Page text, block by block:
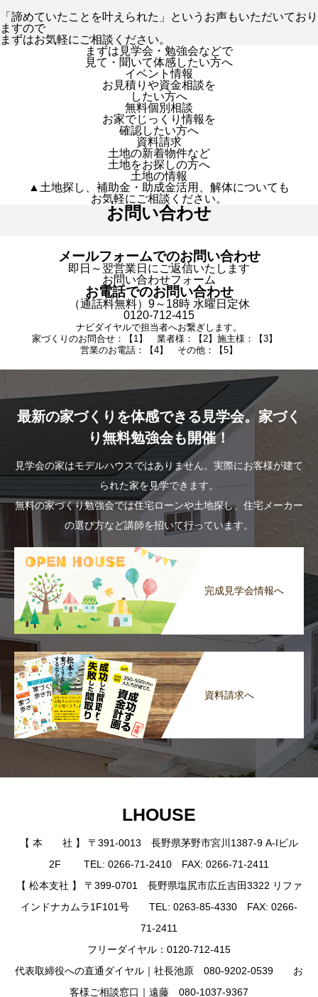
「諦めていたことを叶えられた」というお声もいただいており
ますので
まずはお気軽にご相談ください。
まずは見学会・勉強会などで
見て・聞いて体感したい方へ
イベント情報
お見積りや資金相談を
したい方へ
無料個別相談
お家でじっくり情報を
確認したい方へ
資料請求
土地の新着物件など
土地をお探しの方へ
土地の情報
▲土地探し、補助金・助成金活用、解体についても
お気軽にご相談ください。
お問い合わせ
メールフォームでのお問い合わせ
即日～翌営業日にご返信いたします
お問い合わせフォーム
お電話でのお問い合わせ
（通話料無料）9～18時 水曜日定休
0120-712-415
ナビダイヤルで担当者へお繋ぎします。
家づくりのお問合せ：【1】 業者様：【2】施主様：【3】
営業のお電話：【4】 その他：【5】
最新の家づくりを体感できる見学会。家づく
り無料勉強会も開催！
見学会の家はモデルハウスではありません。実際にお客様が建て
られた家を見学できます。
無料の家づくり勉強会では住宅ローンや土地探し、住宅メーカー
の選び方など講師を招いて行っています。
完成見学会情報へ
資料請求へ
LHOUSE
【 本 社 】 〒391-0013 長野県茅野市宮川1387-9 A-Iビル
2F TEL: 0266-71-2410 FAX: 0266-71-2411
【 松本支社 】 〒399-0701 長野県塩尻市広丘吉田3322 リファ
インドナカムラ1F101号 TEL: 0263-85-4330 FAX: 0266-
71-2411
フリーダイヤル：0120-712-415
代表取締役への直通ダイヤル｜社長池原 080-9202-0539 お
客様ご相談窓口｜遠藤 080-1037-9367